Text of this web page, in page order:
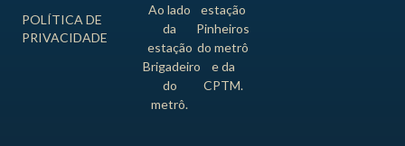
POLÍTICA DE
PRIVACIDADE
Ao lado
da
estação
Brigadeiro
do
metrô.
estação
Pinheiros
do metrô
e da
CPTM.